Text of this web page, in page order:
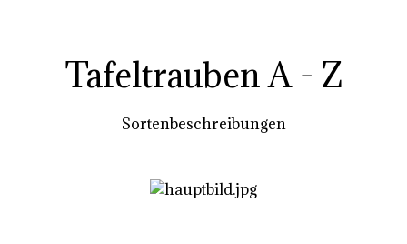
Tafeltrauben A - Z
Sortenbeschreibungen